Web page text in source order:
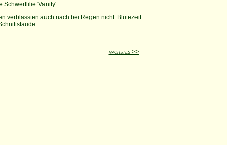
Schwertlilie 'Vanity'
verblassten auch nach bei Regen nicht. Blütezeit
nächstes >>